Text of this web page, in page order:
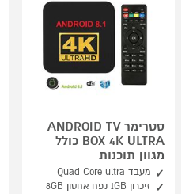
סטרימר ANDROID TV
BOX 4K ULTRA כולל
מגוון תוכנות
מעבד Quad Core ultra
זיכרון 1GB נפח אחסון 8GB